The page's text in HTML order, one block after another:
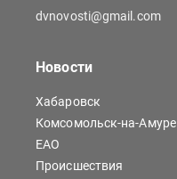
dvnovosti@gmail.com
Новости
Хабаровск
Комсомольск-на-Амуре
ЕАО
Происшествия